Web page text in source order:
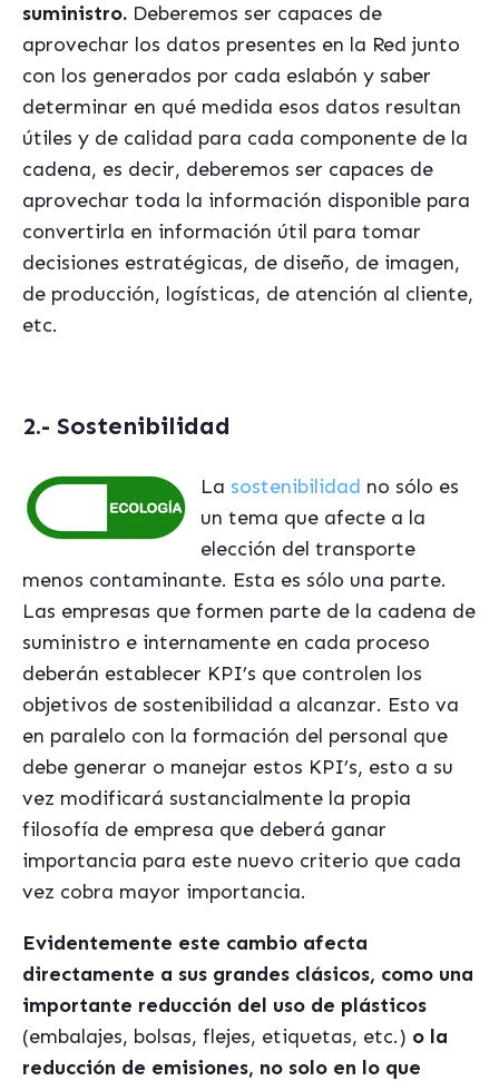
suministro. Deberemos ser capaces de
aprovechar los datos presentes en la Red junto
con los generados por cada eslabón y saber
determinar en qué medida esos datos resultan
útiles y de calidad para cada componente de la
cadena, es decir, deberemos ser capaces de
aprovechar toda la información disponible para
convertirla en información útil para tomar
decisiones estratégicas, de diseño, de imagen,
de producción, logísticas, de atención al cliente,
etc.
2.- Sostenibilidad
La sostenibilidad no sólo es
un tema que afecte a la
elección del transporte
menos contaminante. Esta es sólo una parte.
Las empresas que formen parte de la cadena de
suministro e internamente en cada proceso
deberán establecer KPI’s que controlen los
objetivos de sostenibilidad a alcanzar. Esto va
en paralelo con la formación del personal que
debe generar o manejar estos KPI’s, esto a su
vez modificará sustancialmente la propia
filosofía de empresa que deberá ganar
importancia para este nuevo criterio que cada
vez cobra mayor importancia.
Evidentemente este cambio afecta
directamente a sus grandes clásicos, como una
importante reducción del uso de plásticos
(embalajes, bolsas, flejes, etiquetas, etc.) o la
reducción de emisiones, no solo en lo que